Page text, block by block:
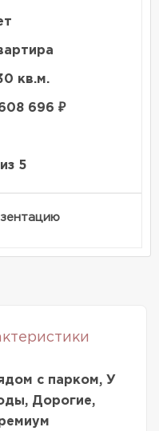
кв.м.
696 ₽
5
с парком, У
Дорогие,